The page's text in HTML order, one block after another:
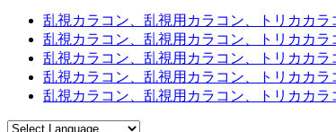
乱視カラコン、乱視用カラコン、トリカカ
乱視カラコン、乱視用カラコン、トリカカ
乱視カラコン、乱視用カラコン、トリカカ
乱視カラコン、乱視用カラコン、トリカカ
乱視カラコン、乱視用カラコン、トリカカ